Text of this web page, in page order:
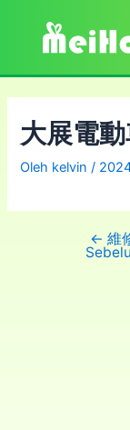
大展電
Oleh kelvin/
← 維